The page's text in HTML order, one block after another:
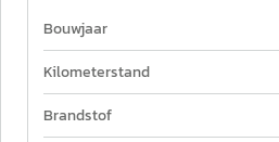
Bouwjaar
Kilometerstand
Brandstof